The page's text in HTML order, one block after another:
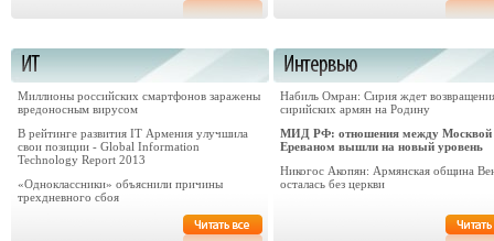
Миллионы российских смартфонов заражены
вредоносным вирусом
В рейтинге развития IT Армения улучшила
свои позиции - Global Information
Technology Report 2013
«Одноклассники» объяснили причины
трехдневного сбоя
Набиль Омран: Сирия ждет
сирийских армян на Родину
МИД РФ: отношения между Москвой
Ереваном вышли на новый уровень
Никогос Акопян: Армянская община
осталась без церкви